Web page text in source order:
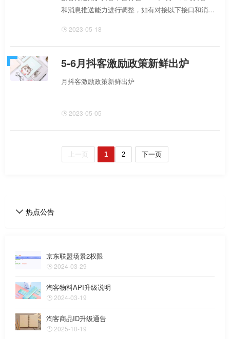
和消息推送能力进行调整，如有对接以下接口和消息
字段的尽快做好替换，避免业务受到影响。给您造成
的不便，敬请谅解
2023-05-18
5-6月抖客激励政策新鲜出炉
月抖客激励政策新鲜出炉
2023-05-05
上一页 1 2 下一页
热点公告
京东联盟场景2权限
2024-03-29
淘客物料API升级说明
2024-03-19
淘客商品ID升级通告
2025-10-19